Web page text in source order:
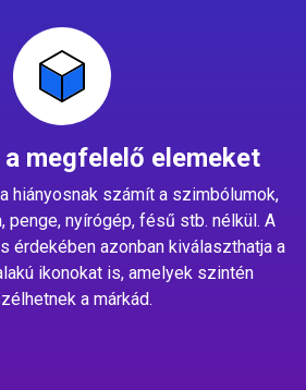
megfelelő elemeket
hiányosnak számít a szimbólumok,
penge, nyírógép, fésű stb. nélkül. A
érdekében azonban kiválaszthatja a
ikonokat is, amelyek szintén
a márkád.